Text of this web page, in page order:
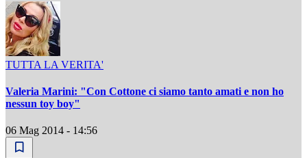
TUTTA LA VERITA'
Valeria Marini: "Con Cottone ci siamo tanto amati e non ho
nessun toy boy"
06 Mag 2014 - 14:56